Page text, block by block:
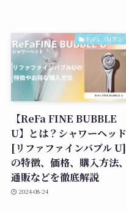
ReFa （MTG）
【ReFa FINE BUBBLE
U】とは？シャワーヘッド
[リファファインバブル U]
の特徴、価格、購入方法、
通販などを徹底解説
2024-08-24